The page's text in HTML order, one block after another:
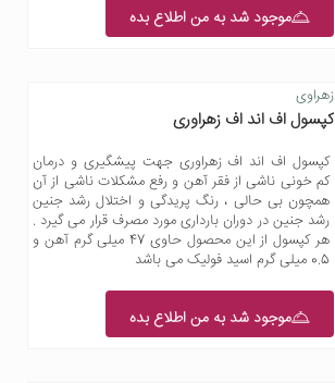
موجود شد به من اطلاع بده
زهراوی
کپسول اف اند اف زهراوری
کپسول اف اند اف زهراوری جهت پیشگیری و درمان
کم خونی ناشی از فقر آهن و رفع مشکلات ناشی از آن
همچون بی حالی ، رنگ پریدگی و اختلال رشد جنین
رشد جنین در دوران بارداری مورد مصرف قرار می گیرد .
هر کپسول از این محصول حاوی 47 میلی گرم آهن و
0.5 میلی گرم اسید فولیک می باشد
موجود شد به من اطلاع بده